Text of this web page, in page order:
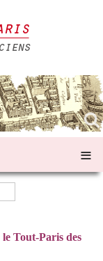
≡
le Tout-Paris des